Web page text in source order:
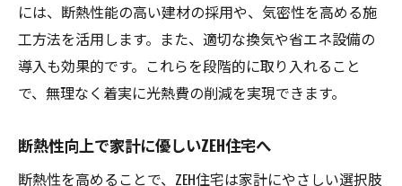
には、断熱性能の高い建材の採用や、気密性を高める施
工方法を活用します。また、適切な換気や省エネ設備の
導入も効果的です。これらを段階的に取り入れること
で、無理なく着実に光熱費の削減を実現できます。
断熱性向上で家計に優しいZEH住宅へ
断熱性を高めることで、ZEH住宅は家計にやさしい選択肢